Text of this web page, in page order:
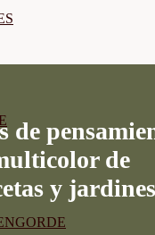
de
de
y jardines